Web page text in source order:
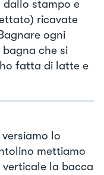
stampo e
ricavate
ogni
che si
fatta di latte e
lo
mettiamo
la bacca